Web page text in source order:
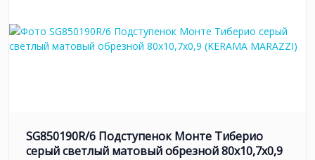
SG850190R/6 Подступенок Монте Тиберио
серый светлый матовый обрезной 80x10,7x0,9